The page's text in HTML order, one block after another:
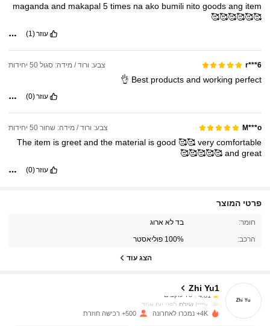
maganda and makapal 5 times na ako bumili nito goods ang item
🥰🥰🥰🥰🥰🥰
עוזר(1)
r***6 צבע: ורוד / מידה: סגול 50 יחידות
Best products and working perfect
👌
עוזר(0)
M***o צבע: ורוד / מידה: שחור 50 יחידות
The item is greet and the material is good 🥰🥰 very comfortable
and great
🥰🥰🥰🥰🥰
עוזר(0)
פרטי המוצר
חומר: בד לא ארוג
הרכב: 100% פוליאסטר
הצג עוד
Zhi Yu1
4.81
75 עוקבים
I***yשילם לפני יום אחד
4K+ נמכרו לאחרונה 500+ רכישה חוזרת